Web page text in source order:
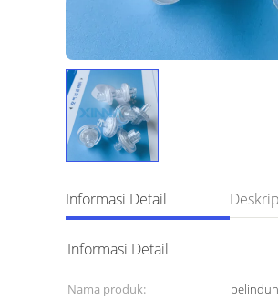
Informasi Detail
Informasi Detail
Nama produk: